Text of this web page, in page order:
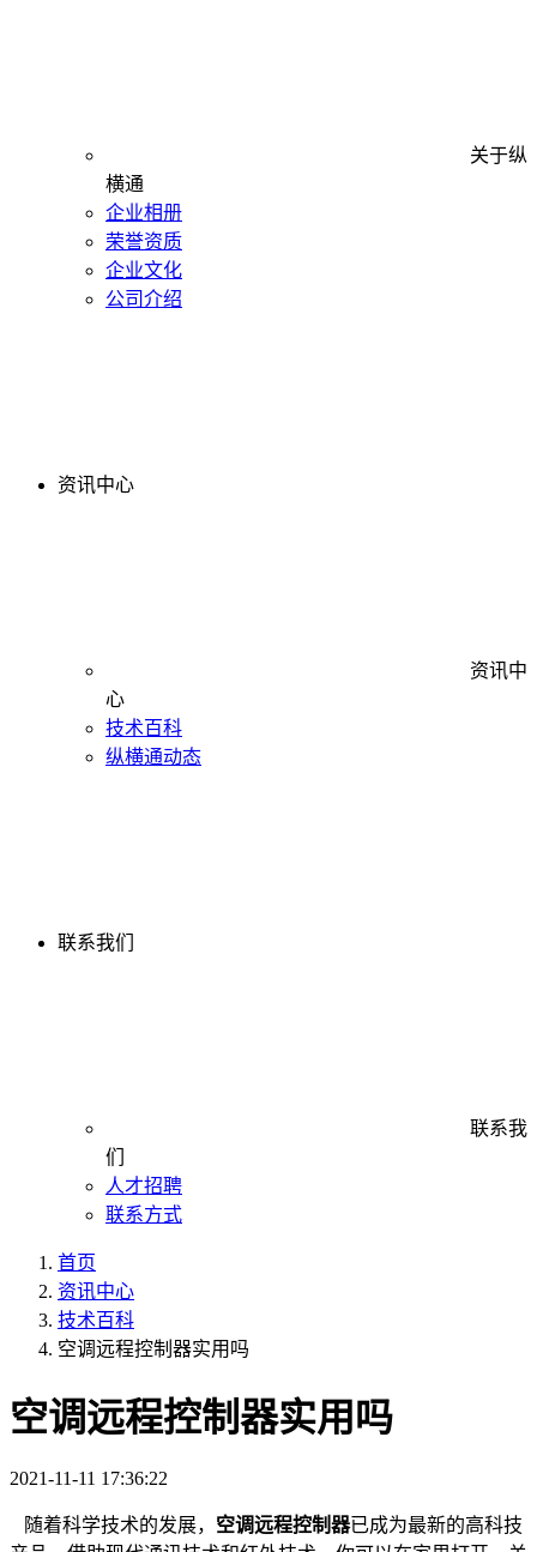
关于纵
横通
企业相册
荣誉资质
企业文化
公司介绍
资讯中心
资讯中
心
技术百科
纵横通动态
联系我们
联系我
们
人才招聘
联系方式
首页
资讯中心
技术百科
空调远程控制器实用吗
空调远程控制器实用吗
2021-11-11 17:36:22
随着科学技术的发展， 空调远程控制器已成为最新的高科技